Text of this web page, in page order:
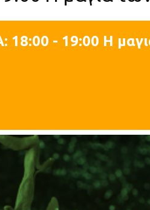
18:00 - 19:00 Η